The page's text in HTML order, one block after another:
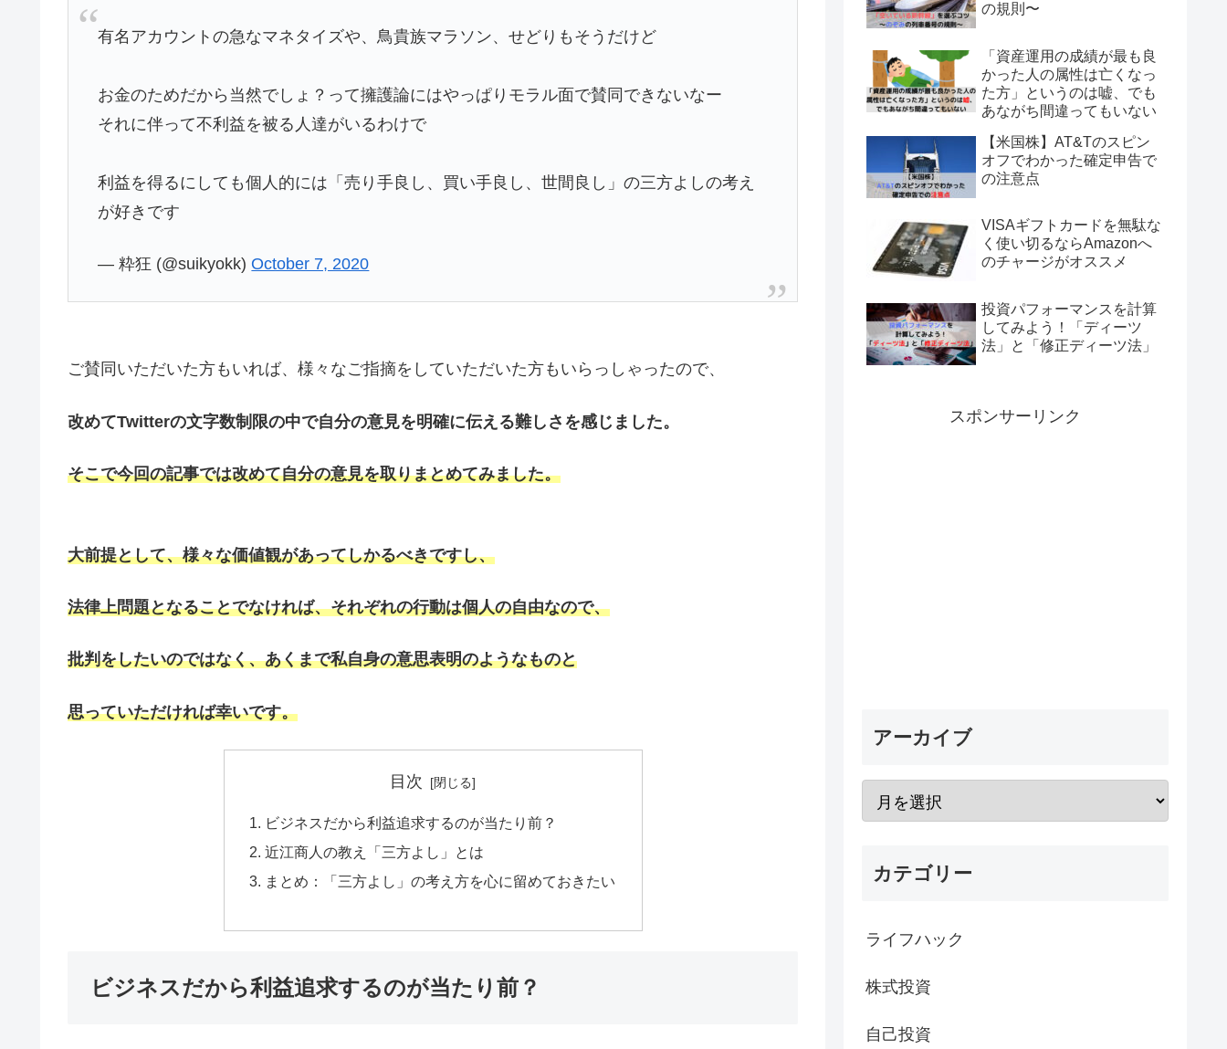
有名アカウントの急なマネタイズや、鳥貴族マラソン、せどりもそうだけど
お金のためだから当然でしょ？って擁護論にはやっぱりモラル面で賛同できないなー
それに伴って不利益を被る人達がいるわけで
利益を得るにしても個人的には「売り手良し、買い手良し、世間良し」の三方よしの考え
が好きです
— 粋狂 (@suikyokk)October 7, 2020
ご賛同いただいた方もいれば、様々なご指摘をしていただいた方もいらっしゃったので、
改めてTwitterの文字数制限の中で自分の意見を明確に伝える難しさを感じました。
そこで今回の記事では改めて自分の意見を取りまとめてみました。
大前提として、様々な価値観があってしかるべきですし、
法律上問題となることでなければ、それぞれの行動は個人の自由なので、
批判をしたいのではなく、あくまで私自身の意思表明のようなものと
思っていただければ幸いです。
目次
ビジネスだから利益追求するのが当たり前？
近江商人の教え「三方よし」とは
まとめ：「三方よし」の考え方を心に留めておきたい
ビジネスだから利益追求するのが当たり前？
の規則〜
「資産運用の成績が最も良
かった人の属性は亡くなっ
た方」というのは嘘、でも
あながち間違ってもいない
【米国株】AT&Tのスピン
オフでわかった確定申告で
の注意点
VISAギフトカードを無駄な
く使い切るならAmazonへ
のチャージがオススメ
投資パフォーマンスを計算
してみよう！「ディーツ
法」と「修正ディーツ法」
スポンサーリンク
アーカイブ
カテゴリー
ライフハック
株式投資
自己投資